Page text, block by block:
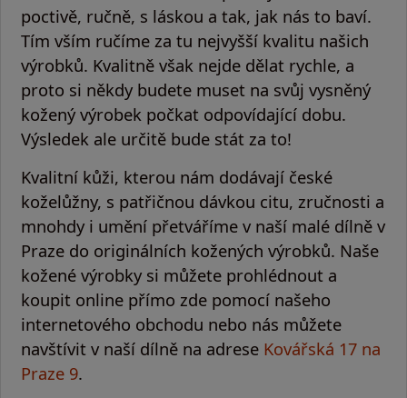
poctivě, ručně, s láskou a tak, jak nás to baví.
Tím vším ručíme za tu nejvyšší kvalitu našich
výrobků. Kvalitně však nejde dělat rychle, a
proto si někdy budete muset na svůj vysněný
kožený výrobek počkat odpovídající dobu.
Výsledek ale určitě bude stát za to!
Kvalitní kůži, kterou nám dodávají české
koželůžny, s patřičnou dávkou citu, zručnosti a
mnohdy i umění přetváříme v naší malé dílně v
Praze do originálních kožených výrobků. Naše
kožené výrobky si můžete prohlédnout a
koupit online přímo zde pomocí našeho
internetového obchodu nebo nás můžete
navštívit v naší dílně na adrese Kovářská 17 na
Praze 9.